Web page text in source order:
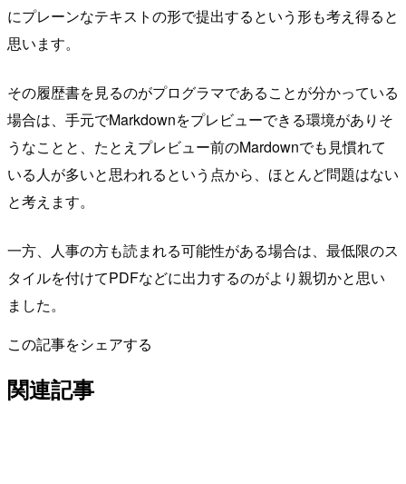
にプレーンなテキストの形で提出するという形も考え得ると
思います。
その履歴書を見るのがプログラマであることが分かっている
場合は、手元でMarkdownをプレビューできる環境がありそ
うなことと、たとえプレビュー前のMardownでも見慣れて
いる人が多いと思われるという点から、ほとんど問題はない
と考えます。
一方、人事の方も読まれる可能性がある場合は、最低限のス
タイルを付けてPDFなどに出力するのがより親切かと思い
ました。
この記事をシェアする
関連記事